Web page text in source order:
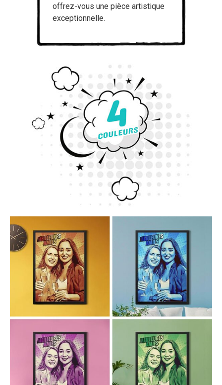
offrez-vous une pièce artistique
exceptionnelle.